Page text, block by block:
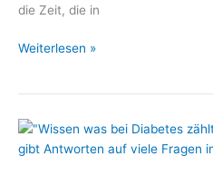
die Zeit, die in
12
Erfolge
mit
Weiterlesen »